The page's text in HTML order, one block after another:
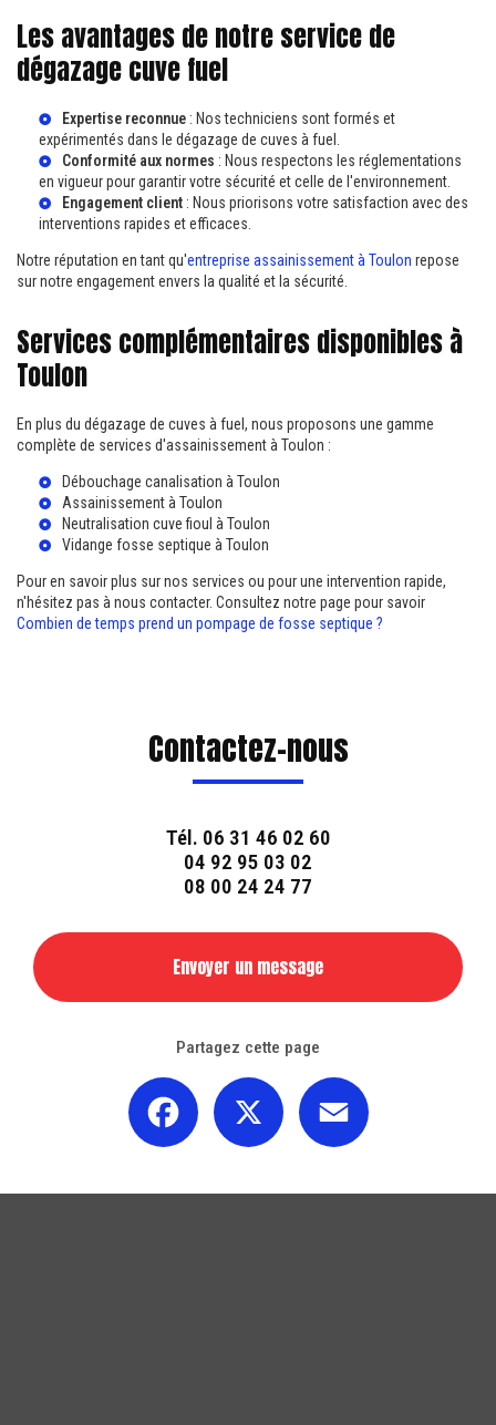
Les avantages de notre service de
dégazage cuve fuel
Expertise reconnue : Nos techniciens sont formés et
expérimentés dans le dégazage de cuves à fuel.
Conformité aux normes : Nous respectons les réglementations
en vigueur pour garantir votre sécurité et celle de l'environnement.
Engagement client : Nous priorisons votre satisfaction avec des
interventions rapides et efficaces.
Notre réputation en tant qu'entreprise assainissement à Toulon repose
sur notre engagement envers la qualité et la sécurité.
Services complémentaires disponibles à
Toulon
En plus du dégazage de cuves à fuel, nous proposons une gamme
complète de services d'assainissement à Toulon :
Débouchage canalisation à Toulon
Assainissement à Toulon
Neutralisation cuve fioul à Toulon
Vidange fosse septique à Toulon
Pour en savoir plus sur nos services ou pour une intervention rapide,
n'hésitez pas à nous contacter. Consultez notre page pour savoir
Combien de temps prend un pompage de fosse septique ?
Contactez-nous
Tél. 06 31 46 02 60
04 92 95 03 02
08 00 24 24 77
Envoyer un message
Partagez cette page
Facebook